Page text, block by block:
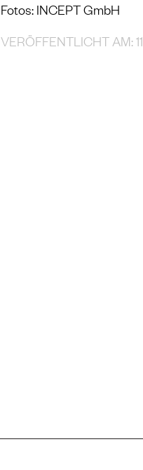
Fotos: INCEPT GmbH
VERÖFFENTLICHT AM: